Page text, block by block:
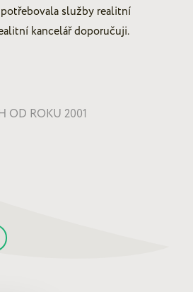
služby realitní
kancelář doporučuji.
OD ROKU 2001